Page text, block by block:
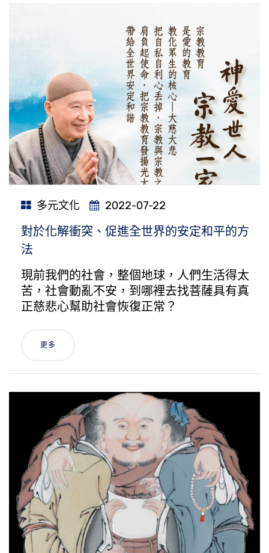
多元文化 2022-07-22
對於化解衝突、促進全世界的安定和平的方
法
現前我們的社會，整個地球，人們生活得太
苦，社會動亂不安，到哪裡去找菩薩具有真
正慈悲心幫助社會恢復正常？
更多